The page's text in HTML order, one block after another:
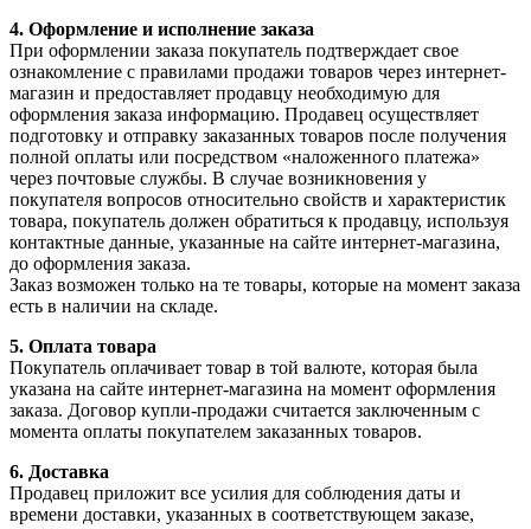
4.⁠ ⁠Оформление и исполнение заказа
При оформлении заказа покупатель подтверждает свое
ознакомление с правилами продажи товаров через интернет-
магазин и предоставляет продавцу необходимую для
оформления заказа информацию. Продавец осуществляет
подготовку и отправку заказанных товаров после получения
полной оплаты или посредством «наложенного платежа»
через почтовые службы. В случае возникновения у
покупателя вопросов относительно свойств и характеристик
товара, покупатель должен обратиться к продавцу, используя
контактные данные, указанные на сайте интернет-магазина,
до оформления заказа.
Заказ возможен только на те товары, которые на момент заказа
есть в наличии на складе.
5.⁠ ⁠Оплата товара
Покупатель оплачивает товар в той валюте, которая была
указана на сайте интернет-магазина на момент оформления
заказа. Договор купли-продажи считается заключенным с
момента оплаты покупателем заказанных товаров.
6.⁠ ⁠Доставка
Продавец приложит все усилия для соблюдения даты и
времени доставки, указанных в соответствующем заказе,